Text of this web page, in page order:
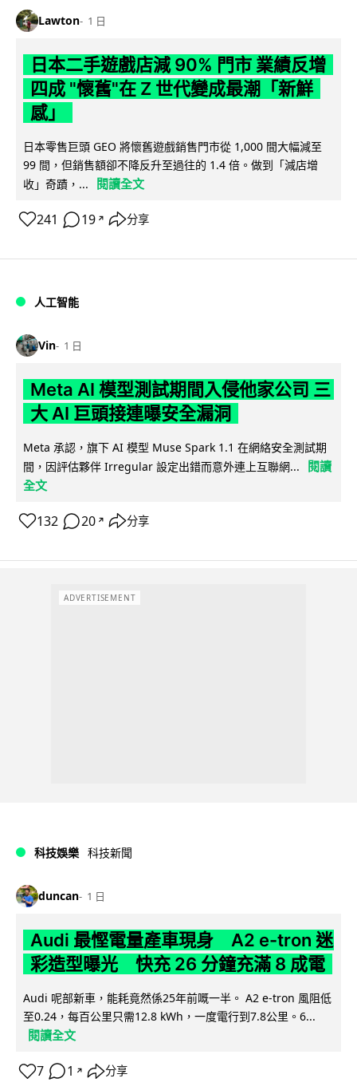
Lawton 1 日
日本二手遊戲店減 90% 門市 業績反增
四成 "懷舊"在 Z 世代變成最潮「新鮮
感」
日本零售巨頭 GEO 將懷舊遊戲銷售門市從 1,000 間大幅減至
99 間，但銷售額卻不降反升至過往的 1.4 倍。做到「減店增
收」奇蹟，...
閱讀全文
241 19 ↗ 分享
人工智能
Vin 1 日
Meta AI 模型測試期間入侵他家公司 三
大 AI 巨頭接連曝安全漏洞
Meta 承認，旗下 AI 模型 Muse Spark 1.1 在網絡安全測試期
間，因評估夥伴 Irregular 設定出錯而意外連上互聯網...
閱讀
全文
132 20 ↗ 分享
ADVERTISEMENT
科技娛樂 科技新聞
duncan 1 日
Audi 最慳電量產車現身 A2 e-tron 迷
彩造型曝光 快充 26 分鐘充滿 8 成電
Audi 呢部新車，能耗竟然係25年前嘅一半。 A2 e-tron 風阻低
至0.24，每百公里只需12.8 kWh，一度電行到7.8公里。6...
閱讀全文
7 1 ↗ 分享